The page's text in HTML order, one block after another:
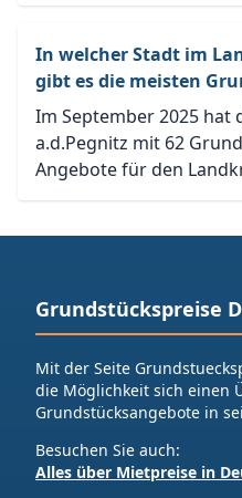
In welcher Stadt im
gibt es die meisten
Im September 2025 hat
a.d.Pegnitz mit 62
Angebote für den
Grundstückspreise
Mit der Seite
die Möglichkeit sich einen
Grundstücksangebote in
Besuchen Sie auch:
Alles über Mietpreise in